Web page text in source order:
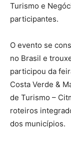
Turismo e
participantes.
O evento se
no Brasil e
participou da
Costa Verde &
de Turismo –
roteiros
dos municípios.